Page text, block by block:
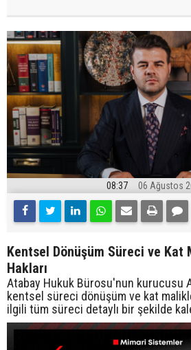
08:37 06 Ağustos
Kentsel Dönüşüm Süreci ve Kat
Hakları
Atabay Hukuk Bürosu'nun kurucusu
kentsel süreci dönüşüm ve kat
ilgili tüm süreci detaylı bir şekilde